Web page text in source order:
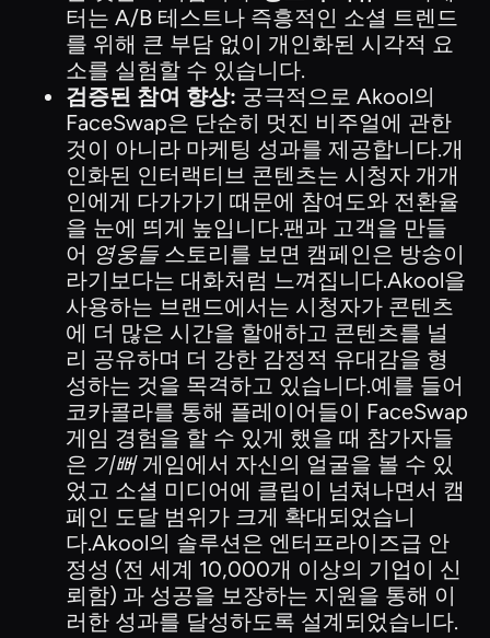
터는 A/B 테스트나 즉흥적인 소셜 트렌드
를 위해 큰 부담 없이 개인화된 시각적 요
소를 실험할 수 있습니다.
검증된 참여 향상: 궁극적으로 Akool의
FaceSwap은 단순히 멋진 비주얼에 관한
것이 아니라 마케팅 성과를 제공합니다.개
인화된 인터랙티브 콘텐츠는 시청자 개개
인에게 다가가기 때문에 참여도와 전환율
을 눈에 띄게 높입니다.팬과 고객을 만들
어 영웅들 스토리를 보면 캠페인은 방송이
라기보다는 대화처럼 느껴집니다.Akool을
사용하는 브랜드에서는 시청자가 콘텐츠
에 더 많은 시간을 할애하고 콘텐츠를 널
리 공유하며 더 강한 감정적 유대감을 형
성하는 것을 목격하고 있습니다.예를 들어
코카콜라를 통해 플레이어들이 FaceSwap
게임 경험을 할 수 있게 했을 때 참가자들
은 기뻐게임에서 자신의 얼굴을 볼 수 있
었고 소셜 미디어에 클립이 넘쳐나면서 캠
페인 도달 범위가 크게 확대되었습니
다.Akool의 솔루션은 엔터프라이즈급 안
정성 (전 세계 10,000개 이상의 기업이 신
뢰함) 과 성공을 보장하는 지원을 통해 이
러한 성과를 달성하도록 설계되었습니다.